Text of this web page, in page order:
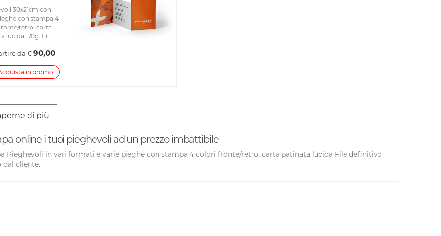
30x21cm con
con stampa 4
retro, carta
lucida 170g. Fi...
da €90,00
in promo
di più
online i tuoi pieghevoli ad un prezzo imbattibile
Pieghevoli in vari formati e varie pieghe con stampa 4 colori fronte/retro, carta patinata lucida File definitivo
dal cliente.